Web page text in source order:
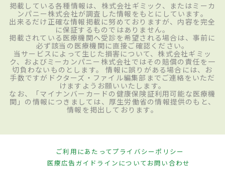
掲載している各種情報は、株式会社ギミック、またはミーカ
ンパニー株式会社が調査した情報をもとにしています。
出来るだけ正確な情報掲載に努めておりますが、内容を完全
に保証するものではありません。
掲載されている医療機関へ受診を希望される場合は、事前に
必ず該当の医療機関に直接ご確認ください。
当サービスによって生じた損害について、株式会社ギミッ
ク、およびミーカンパニー株式会社ではその賠償の責任を一
切負わないものとします。 情報に誤りがある場合には、お
手数ですがドクターズ・ファイル編集部までご連絡をいただ
けますようお願いいたします。
なお、「マイナンバーカードの健康保険証利用可能な医療機
関」の情報につきましては、厚生労働省の情報提供のもと、
情報を掲出しております。
ご利用にあたってプライバシーポリシー
医療広告ガイドラインについてお問い合わせ